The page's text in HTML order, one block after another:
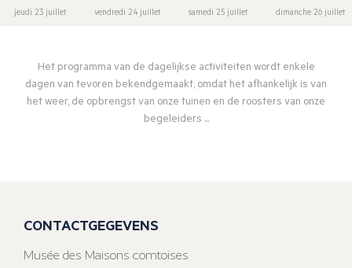
jeudi 23 juillet vendredi 24 juillet samedi 25 juillet dimanche 26 juillet
Het programma van de dagelijkse activiteiten wordt enkele
dagen van tevoren bekendgemaakt, omdat het afhankelijk is van
het weer, de opbrengst van onze tuinen en de roosters van onze
begeleiders ...
CONTACTGEGEVENS
Musée des Maisons comtoises